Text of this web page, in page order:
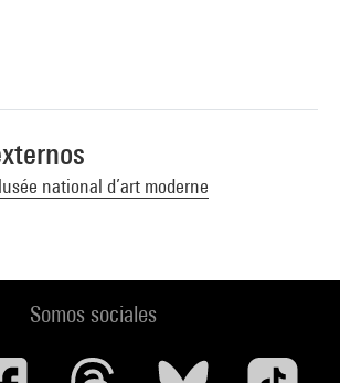
national d’art moderne
Somos sociales